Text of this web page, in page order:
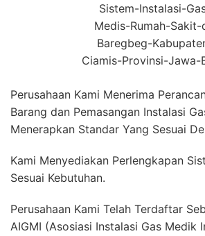
Sistem-Instalasi-
Medis-Rumah-
Baregbeg-
Ciamis-Provinsi-Jawa-
Perusahaan Kami Menerima
Barang dan Pemasangan Instalasi
Menerapkan Standar Yang Sesuai
Kami Menyediakan Perlengkapan
Sesuai Kebutuhan.
Perusahaan Kami Telah Terdaftar
AIGMI (Asosiasi Instalasi Gas Medik